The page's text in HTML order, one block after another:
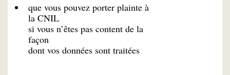
que vous pouvez porter plainte à
la CNIL
si vous n’êtes pas content de la
façon
dont vos données sont traitées